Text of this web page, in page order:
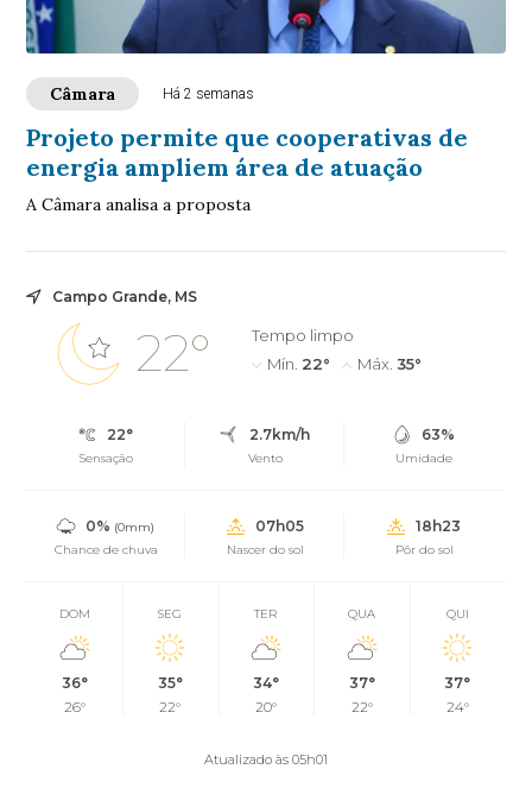
Câmara Há 2 semanas
Projeto permite que cooperativas de
energia ampliem área de atuação
A Câmara analisa a proposta
Campo Grande, MS
22°
Tempo limpo
Mín. 22° Máx. 35°
22°
Sensação
2.7km/h
Vento
63%
Umidade
0% (0mm)
Chance de chuva
07h05
Nascer do sol
18h23
Pôr do sol
DOM
36°
26°
SEG
35°
22°
TER
34°
20°
QUA
37°
22°
QUI
37°
24°
Atualizado às 05h01